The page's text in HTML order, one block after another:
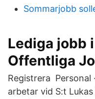
Sommarjobb
Lediga jobb
Offentliga
Registrera Personal
arbetar vid S:t